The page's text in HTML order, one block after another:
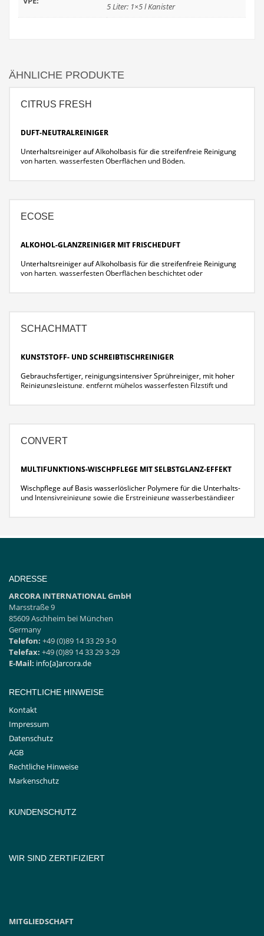
5 Liter: 1×5 l Kanister
ÄHNLICHE PRODUKTE
CITRUS FRESH
DUFT-NEUTRALREINIGER
Unterhaltsreiniger auf Alkoholbasis für die streifenfreie Reinigung
von harten, wasserfesten Oberflächen und Böden.
ECOSE
ALKOHOL-GLANZREINIGER MIT FRISCHEDUFT
Unterhaltsreiniger auf Alkoholbasis für die streifenfreie Reinigung
von harten, wasserfesten Oberflächen beschichtet oder
SCHACHMATT
KUNSTSTOFF- UND SCHREIBTISCHREINIGER
Gebrauchsfertiger, reinigungsintensiver Sprühreiniger, mit hoher
Reinigungsleistung, entfernt mühelos wasserfesten Filzstift und
CONVERT
MULTIFUNKTIONS-WISCHPFLEGE MIT SELBSTGLANZ-EFFEKT
Wischpflege auf Basis wasserlöslicher Polymere für die Unterhalts-
und Intensivreinigung sowie die Erstreinigung wasserbeständiger
ADRESSE
ARCORA INTERNATIONAL GmbH
Marsstraße 9
85609 Aschheim bei München
Germany
Telefon: +49 (0)89 14 33 29 3-0
Telefax: +49 (0)89 14 33 29 3-29
E-Mail: info[a]arcora.de
RECHTLICHE HINWEISE
Kontakt
Impressum
Datenschutz
AGB
Rechtliche Hinweise
Markenschutz
KUNDENSCHUTZ
WIR SIND ZERTIFIZIERT
MITGLIEDSCHAFT